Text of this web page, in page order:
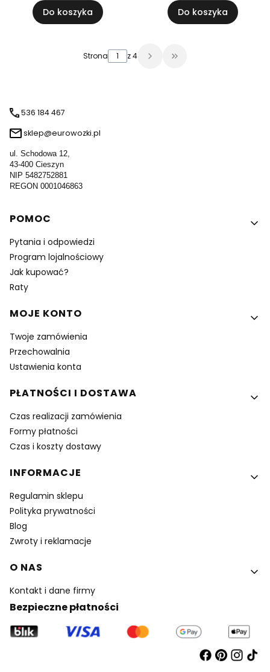
Do koszyka Do koszyka
Strona z 4 Przejdź do ostatniej
536 184 467
sklep@eurowozki.pl
ul. Schodowa 12,
43-400 Cieszyn
NIP 5482752881
REGON 0001046863
Linki w stopce
POMOC
Pytania i odpowiedzi
Program lojalnościowy
Jak kupować?
Raty
MOJE KONTO
Twoje zamówienia
Przechowalnia
Ustawienia konta
PŁATNOŚCI I DOSTAWA
Czas realizacji zamówienia
Formy płatności
Czas i koszty dostawy
INFORMACJE
Regulamin sklepu
Polityka prywatności
Blog
Zwroty i reklamacje
O NAS
Kontakt i dane firmy
Bezpieczne płatności